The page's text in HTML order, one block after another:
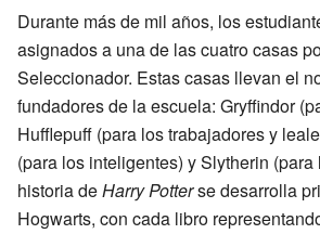
Durante más de mil años, los
asignados a una de las cuatro casas
Seleccionador. Estas casas llevan el
fundadores de la escuela: Gryffindor
Hufflepuff (para los trabajadores y
(para los inteligentes) y Slytherin
historia deHarry Potterse desarrolla
Hogwarts, con cada libro